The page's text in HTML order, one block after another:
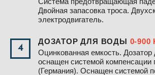
Двойная запасовка троса.
электродвигатель.
4
ДОЗАТОР ДЛЯ ВОДЫ 0-900
Оцинкованная емкость.
оснащен системой компенсации
(Германия). Оснащен системой